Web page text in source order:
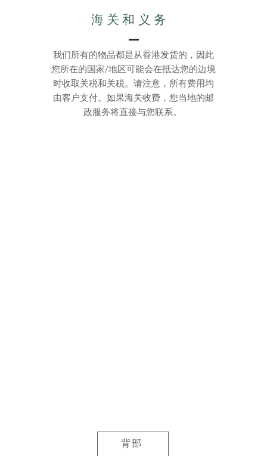
海关和义务
我们所有的物品都是从香港发货的，因此
您所在的国家/地区可能会在抵达您的边境
时收取关税和关税。请注意，所有费用均
由客户支付。如果海关收费，您当地的邮
政服务将直接与您联系。
背部